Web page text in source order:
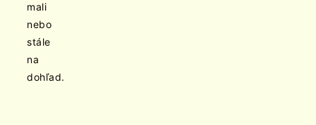
mali
nebo
stále
na
dohľad.